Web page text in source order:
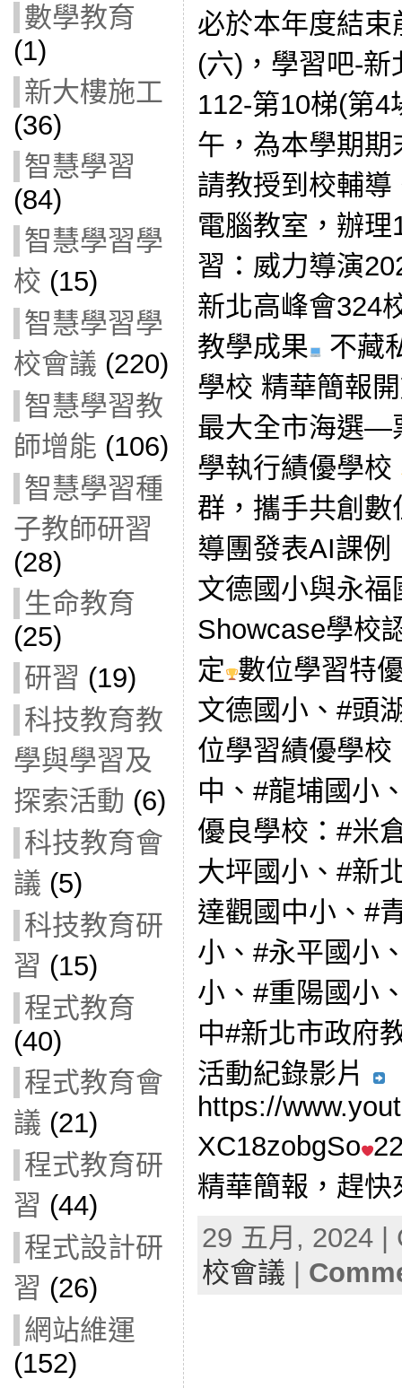
數學教育
(1)
新大樓施工
(36)
智慧學習
(84)
智慧學習學
校 (15)
智慧學習學
校會議 (220)
智慧學習教
師增能 (106)
智慧學習種
子教師研習
(28)
生命教育
(25)
研習 (19)
科技教育教
學與學習及
探索活動 (6)
科技教育會
議 (5)
科技教育研
習 (15)
程式教育
(40)
程式教育會
議 (21)
程式教育研
習 (44)
程式設計研
習 (26)
網站維運
(152)
必於本年度結
(六)，學習吧-
112-第10梯(第
午，為本學期
請教授到校輔
電腦教室，辦
習：威力導演
新北高峰會324
教學成果
不藏
學校 精華簡報
最大全市海選—
學執行績優學校
群，攜手共創
導團發表AI課
文德國小與永
Showcase學校
定 數位學習特
文德國小、#頭
位學習績優學
中、#龍埔國小
優良學校：#米
大坪國小、#新
達觀國中小、#
小、#永平國小
小、#重陽國小
中#新北市政府
活動紀錄影片
https://
XC18zobgSo
精華簡報，趕
29 五月, 2024
校會議 |